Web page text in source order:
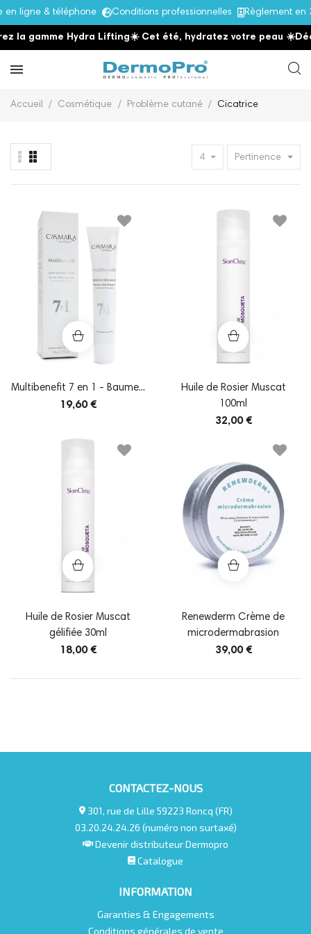
ligne & téléphone Conditions professionnelles Règlement en
la gamme Hydra Lifting☀️ Cet été, hydratez votre peau ☀️
Accueil Cosmétique Problème cutané Cicatrice
4 Pertinence
Multibenefit 7 en 1 - Baume...
19,60 €
Huile de Rosier Muscat
100ml
32,00 €
Huile de Rosier Muscat
gélifiée 30ml
18,00 €
Renewderm Crème de
microdermabrasion
39,00 €
CONTACTEZ-NOUS
301, rue de Lille 59223 Roncq (FR)
03.20.24.24.26 (numéro non surtaxé)
Devenir distributeur Dermopro
Catalogue
INFORMATION
Garanties & Engagements
Conditions générales de vente